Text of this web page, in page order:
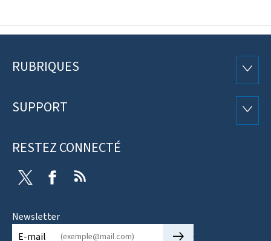
Pied
page
RUBRIQUES
SUPPORT
RESTEZ CONNECTÉ
Twitter Facebook
Newsletter
E-mail
🡒